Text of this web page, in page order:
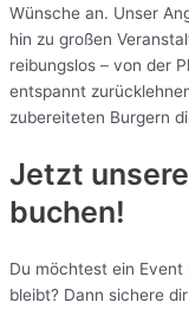
Wünsche an. Unser
hin zu großen
reibungslos – von der
entspannt
zubereiteten Burgern
Jetzt
buchen!
Du möchtest ein Event
bleibt? Dann sichere